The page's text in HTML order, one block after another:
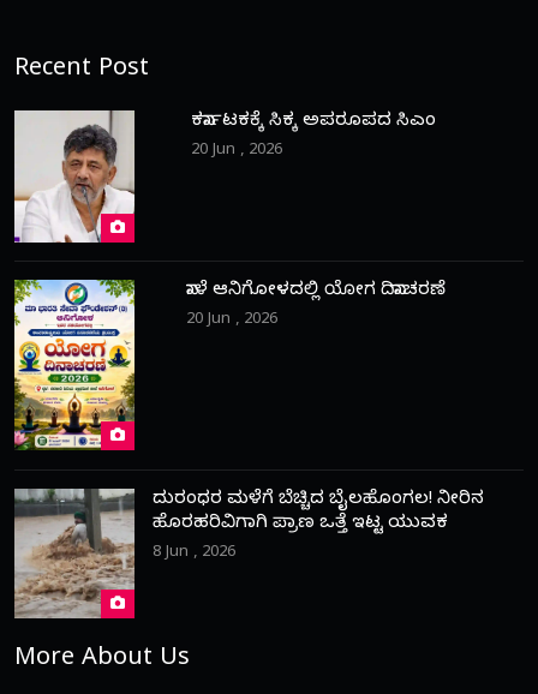
Recent Post
ಕರ್ನಾಟಕಕ್ಕೆ ಸಿಕ್ಕ ಅಪರೂಪದ ಸಿಎಂ
20 Jun , 2026
ನಾಳೆ ಆನಿಗೋಳದಲ್ಲಿ ಯೋಗ ದಿನಾಚರಣೆ
20 Jun , 2026
ದುರಂಧರ ಮಳೆಗೆ ಬೆಚ್ಚಿದ ಬೈಲಹೊಂಗಲ! ನೀರಿನ
ಹೊರಹರಿವಿಗಾಗಿ ಪ್ರಾಣ ಒತ್ತೆ ಇಟ್ಟ ಯುವಕ
8 Jun , 2026
More About Us